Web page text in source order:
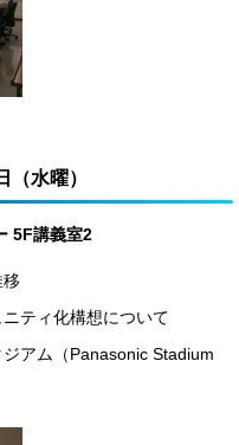
水曜）
5F講義室2
ティ化構想について
アム（Panasonic Stadium